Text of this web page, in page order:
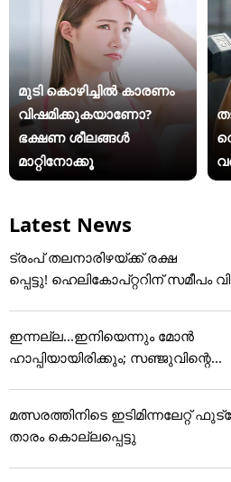
മുടി കൊഴിച്ചിൽ കാരണം
വിഷമിക്കുകയാണോ?
ഭക്ഷണ ശീലങ്ങൾ
മാറ്റിനോക്കൂ
Latest News
ട്രംപ് തലനാരിഴയ്ക്ക് രക്ഷ
പ്പെട്ടു! ഹെലികോപ്റ്ററിന് സമീപം
ഇന്നല്ല...ഇനിയെന്നും മോന്‍
ഹാപ്പിയായിരിക്കും; സഞ്ജുവിന്റെ...
മത്സരത്തിനിടെ ഇടിമിന്നലേറ്റ്
താരം കൊല്ലപ്പെട്ടു